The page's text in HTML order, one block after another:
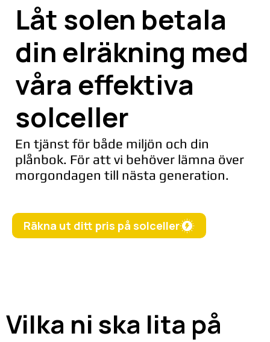
Låt solen betala
din elräkning med
våra effektiva
solceller
En tjänst för både miljön och din
plånbok. För att vi behöver lämna över
morgondagen till nästa generation.
Räkna ut ditt pris på solceller
Vilka ni ska lita på